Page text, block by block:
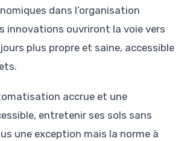
dans l’organisation
innovations ouvriront la voie vers
plus propre et saine, accessible
accrue et une
entretenir ses sols sans
une exception mais la norme à